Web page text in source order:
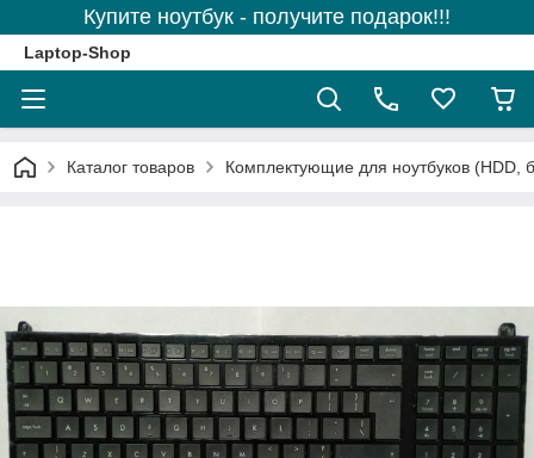
Купите ноутбук - получите подарок!!!
Laptop-Shop
Каталог товаров Комплектующие для ноутбуков (HDD,